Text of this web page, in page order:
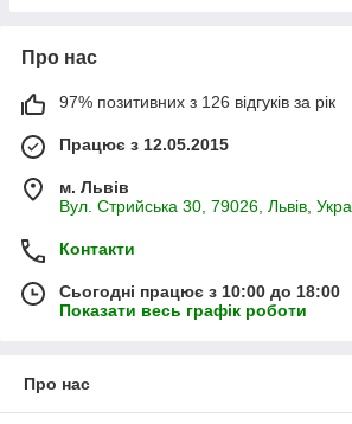
Про нас
97% позитивних з 126 відгуків за рік
Працює з 12.05.2015
м. Львів
Вул. Стрийська 30, 79026, Львів,
Контакти
Сьогодні працює з 10:00 до 18:00
Показати весь графік роботи
Про нас